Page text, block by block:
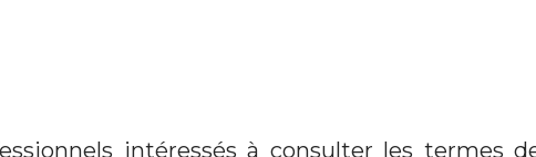
intéressés à consulter les termes